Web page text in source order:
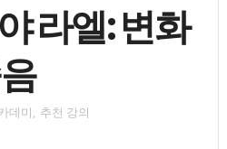
라엘: 변화
데미, 추천 강의